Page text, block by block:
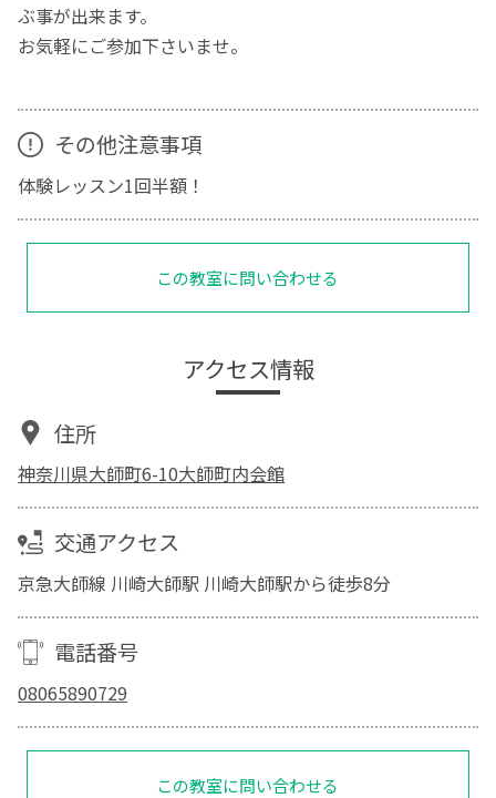
ぶ事が出来ます。
お気軽にご参加下さいませ。
その他注意事項
体験レッスン1回半額！
この教室に問い合わせる
アクセス情報
住所
神奈川県大師町6-10大師町内会館
交通アクセス
京急大師線 川崎大師駅 川崎大師駅から徒歩8分
電話番号
08065890729
この教室に問い合わせる